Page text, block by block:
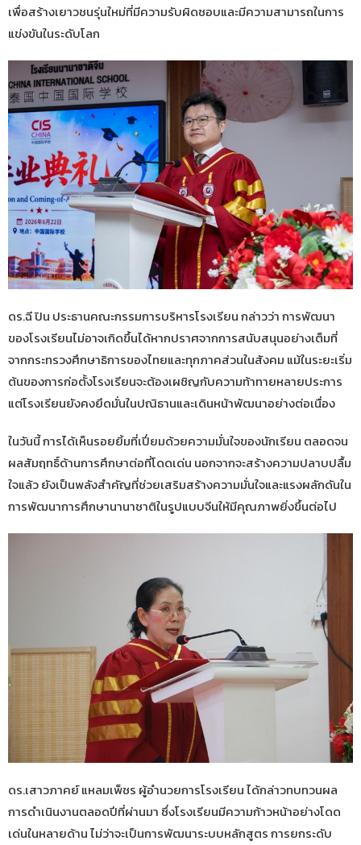
เพื่อสร้างเยาวชนรุ่นใหม่ที่มีความรับผิดชอบและมีความสามารถในการ
แข่งขันในระดับโลก
ดร.ฉี ปิน ประธานคณะกรรมการบริหารโรงเรียน กล่าวว่า การพัฒนา
ของโรงเรียนไม่อาจเกิดขึ้นได้หากปราศจากการสนับสนุนอย่างเต็มที่
จากกระทรวงศึกษาธิการของไทยและทุกภาคส่วนในสังคม แม้ในระยะเริ่ม
ต้นของการก่อตั้งโรงเรียนจะต้องเผชิญกับความท้าทายหลายประการ
แต่โรงเรียนยังคงยึดมั่นในปณิธานและเดินหน้าพัฒนาอย่างต่อเนื่อง
ในวันนี้ การได้เห็นรอยยิ้มที่เปี่ยมด้วยความมั่นใจของนักเรียน ตลอดจน
ผลสัมฤทธิ์ด้านการศึกษาต่อที่โดดเด่น นอกจากจะสร้างความปลาบปลื้ม
ใจแล้ว ยังเป็นพลังสำคัญที่ช่วยเสริมสร้างความมั่นใจและแรงผลักดันใน
การพัฒนาการศึกษานานาชาติในรูปแบบจีนให้มีคุณภาพยิ่งขึ้นต่อไป
ดร.เสาวภาคย์ แหลมเพ็ชร ผู้อำนวยการโรงเรียน ได้กล่าวทบทวนผล
การดำเนินงานตลอดปีที่ผ่านมา ซึ่งโรงเรียนมีความก้าวหน้าอย่างโดด
เด่นในหลายด้าน ไม่ว่าจะเป็นการพัฒนาระบบหลักสูตร การยกระดับ